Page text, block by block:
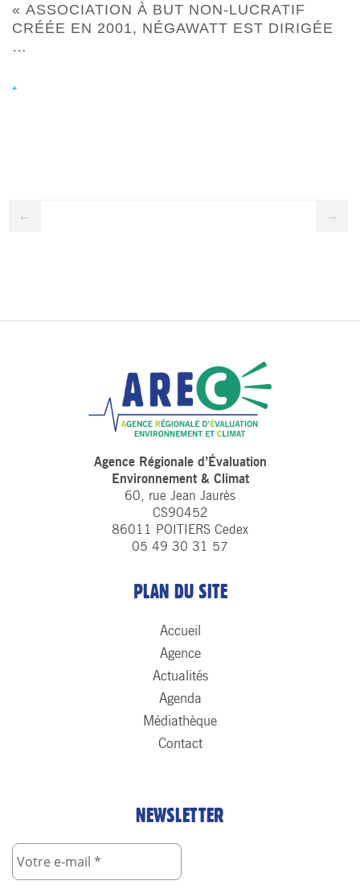
« ASSOCIATION À BUT NON-LUCRATIF
CRÉÉE EN 2001, NÉGAWATT EST DIRIGÉE
…
+
← →
Agence Régionale d’Évaluation
Environnement & Climat
60, rue Jean Jaurès
CS90452
86011 POITIERS Cedex
05 49 30 31 57
PLAN DU SITE
Accueil
Agence
Actualités
Agenda
Médiathèque
Contact
NEWSLETTER